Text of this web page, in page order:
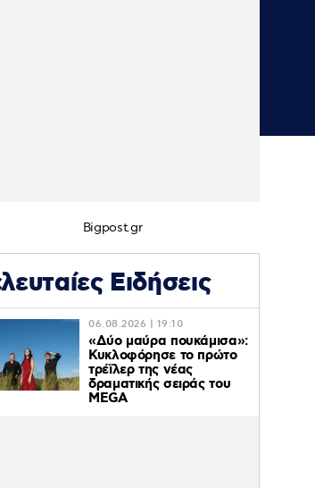
Bigpost.gr
Ειδήσεις
06.08.2026 | 19:10
«Δύο μαύρα πουκάμισα»:
Κυκλοφόρησε το πρώτο
τρέϊλερ της νέας
δραματικής σειράς του
MEGA